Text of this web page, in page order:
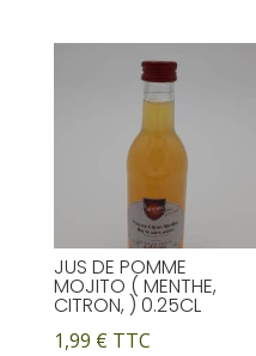
JUS DE POMME
MOJITO ( MENTHE,
CITRON, ) 0.25CL
1,99 € TTC